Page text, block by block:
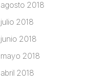
agosto 2018
julio 2018
junio 2018
mayo 2018
abril 2018